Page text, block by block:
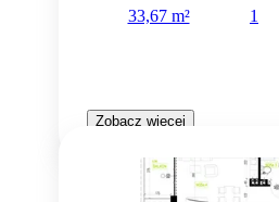
33,67 m²
1
Zobacz więcej